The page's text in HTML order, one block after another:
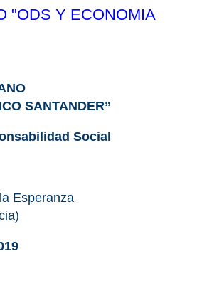
"ODS Y ECONOMIA
SANTANDER”
Social
Esperanza